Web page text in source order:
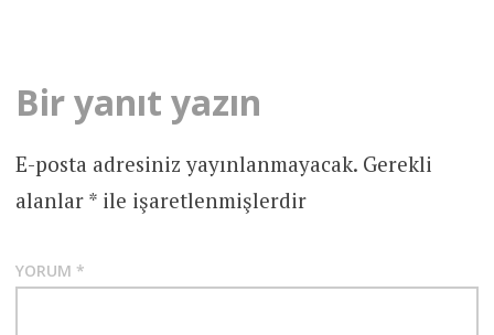
Bir yanıt yazın
E-posta adresiniz yayınlanmayacak. Gerekli
alanlar *ile işaretlenmişlerdir
YORUM *